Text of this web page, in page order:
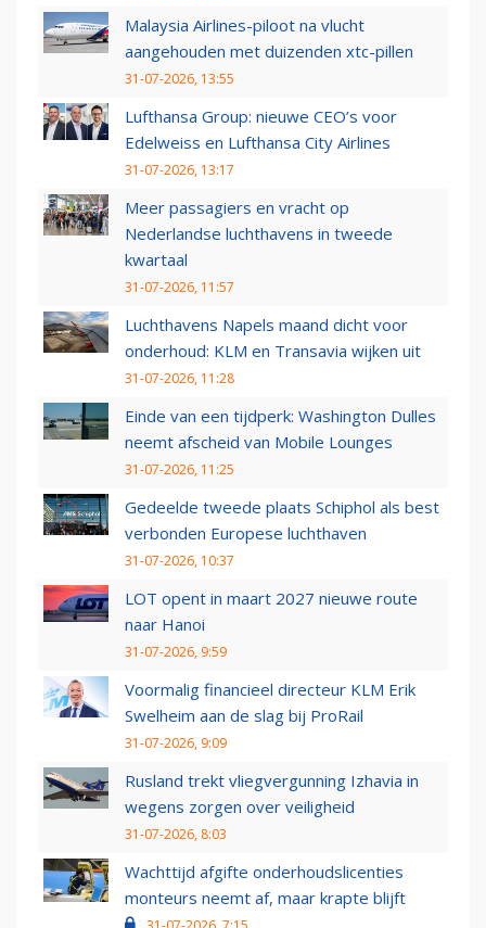
Malaysia Airlines-piloot na vlucht
aangehouden met duizenden xtc-pillen
31-07-2026, 13:55
Lufthansa Group: nieuwe CEO’s voor
Edelweiss en Lufthansa City Airlines
31-07-2026, 13:17
Meer passagiers en vracht op
Nederlandse luchthavens in tweede
kwartaal
31-07-2026, 11:57
Luchthavens Napels maand dicht voor
onderhoud: KLM en Transavia wijken uit
31-07-2026, 11:28
Einde van een tijdperk: Washington Dulles
neemt afscheid van Mobile Lounges
31-07-2026, 11:25
Gedeelde tweede plaats Schiphol als best
verbonden Europese luchthaven
31-07-2026, 10:37
LOT opent in maart 2027 nieuwe route
naar Hanoi
31-07-2026, 9:59
Voormalig financieel directeur KLM Erik
Swelheim aan de slag bij ProRail
31-07-2026, 9:09
Rusland trekt vliegvergunning Izhavia in
wegens zorgen over veiligheid
31-07-2026, 8:03
Wachttijd afgifte onderhoudslicenties
monteurs neemt af, maar krapte blijft